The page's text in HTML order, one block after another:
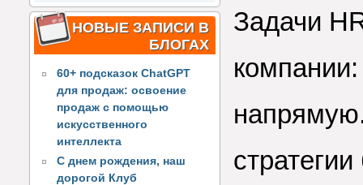
НОВЫЕ ЗАПИСИ В
БЛОГАХ
60+ подсказок ChatGPT
для продаж: освоение
продаж с помощью
искусственного
интеллекта
С днем рождения, наш
дорогой Клуб
Задачи
компании: